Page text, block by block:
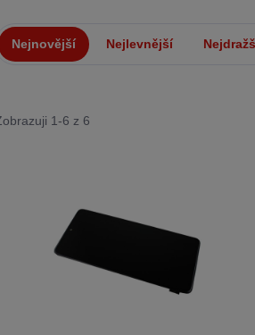
Nejnovější Nejlevnější
1-6 z 6